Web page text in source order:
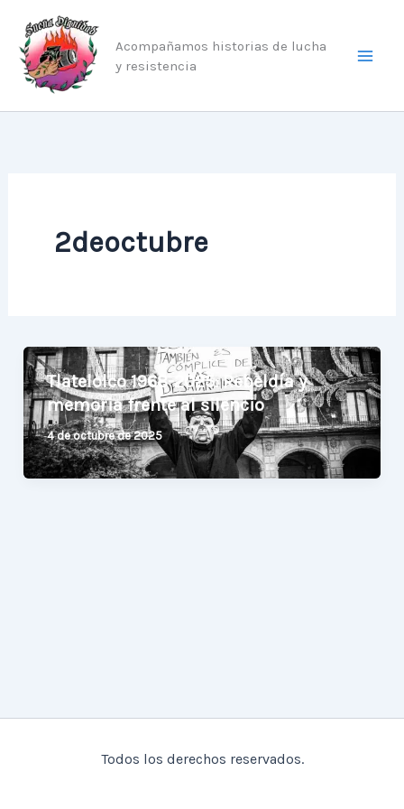
contenido
Acompañamos historias de lucha
y resistencia
2deoctubre
Tlatelolco 1968-2025: Rebeldía y
memoria frente al silencio
4 de octubre de 2025
Todos los derechos reservados.